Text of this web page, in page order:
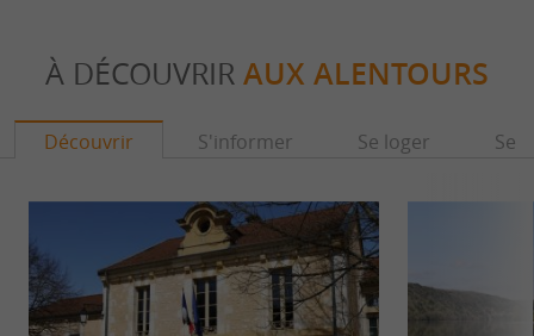
À DÉCOUVRIR AUX ALENTOURS
Découvrir S'informer Se loger Se